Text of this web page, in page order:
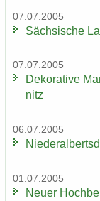
07.07.2005
Säch­si­sche
07.07.2005
De­ko­ra­ti­ve
nitz
06.07.2005
01.07.2005
Neuer